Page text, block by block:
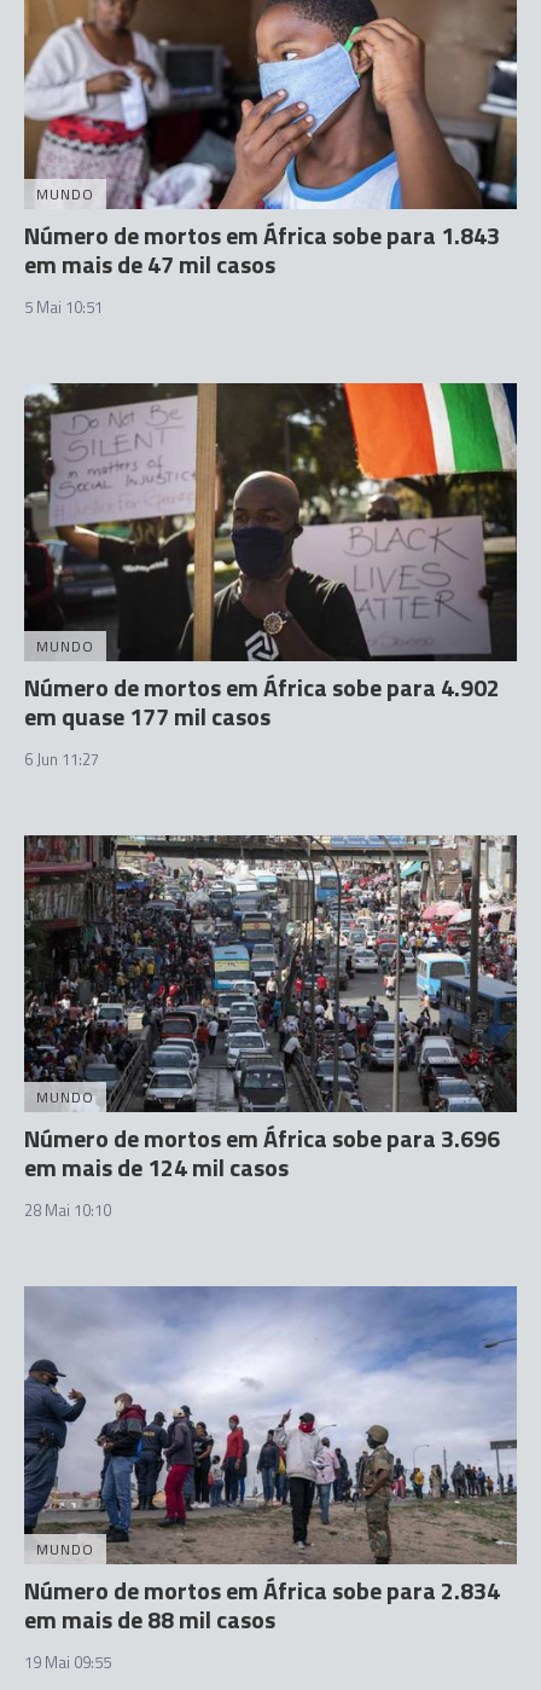
MUNDO
Número de mortos em África sobe para 1.843
em mais de 47 mil casos
5 Mai 10:51
MUNDO
Número de mortos em África sobe para 4.902
em quase 177 mil casos
6 Jun 11:27
MUNDO
Número de mortos em África sobe para 3.696
em mais de 124 mil casos
28 Mai 10:10
MUNDO
Número de mortos em África sobe para 2.834
em mais de 88 mil casos
19 Mai 09:55